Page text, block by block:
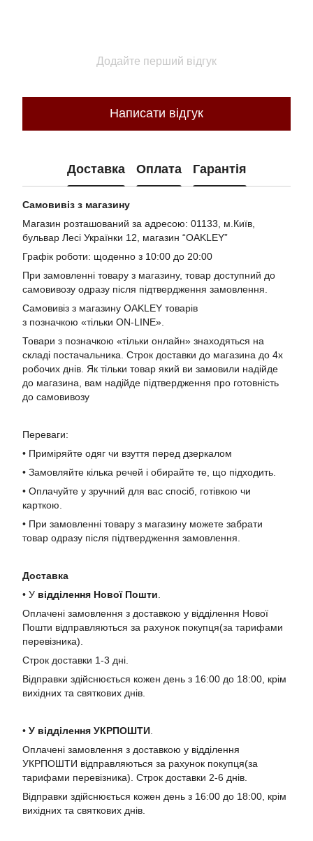
Додайте перший відгук
Написати відгук
Доставка Оплата Гарантія
Самовивіз з магазину
Магазин розташований за адресою: 01133, м.Київ,
бульвар Лесі Українки 12, магазин “OAKLEY”
Графік роботи: щоденно з 10:00 до 20:00
При замовленні товару з магазину, товар доступний до
самовивозу одразу після підтвердження замовлення.
Самовивіз з магазину OAKLEY товарів
з позначкою «тільки ON-LINE».
Товари з позначкою «тільки онлайн» знаходяться на
складі постачальника. Строк доставки до магазина до 4х
робочих днів. Як тільки товар який ви замовили надійде
до магазина, вам надійде підтвердження про готовність
до самовивозу
Переваги:
• Приміряйте одяг чи взуття перед дзеркалом
• Замовляйте кілька речей і обирайте те, що підходить.
• Оплачуйте у зручний для вас спосіб, готівкою чи
карткою.
• При замовленні товару з магазину можете забрати
товар одразу після підтвердження замовлення.
Доставка
• У відділення Нової Пошти
Оплачені замовлення з доставкою у відділення Нової
Пошти відправляються за рахунок покупця(за тарифами
перевізника).
Строк доставки 1-3 дні.
Відправки здійснюється кожен день з 16:00 до 18:00, крім
вихідних та святкових днів.
• У відділення УКРПОШТИ
Оплачені замовлення з доставкою у відділення
УКРПОШТИ відправляються за рахунок покупця(за
тарифами перевізника). Строк доставки 2-6 днів.
Відправки здійснюється кожен день з 16:00 до 18:00, крім
вихідних та святкових днів.